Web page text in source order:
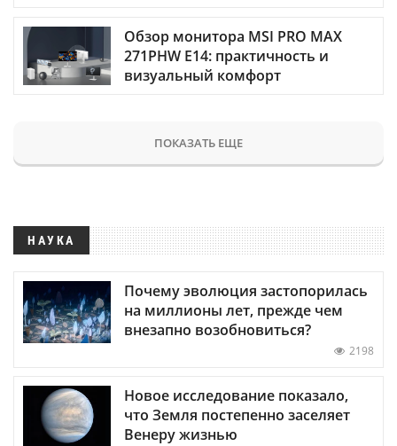
Обзор монитора MSI PRO MAX
271PHW E14: практичность и
визуальный комфорт
ПОКАЗАТЬ ЕЩЕ
НАУКА
Почему эволюция застопорилась
на миллионы лет, прежде чем
внезапно возобновиться?
2198
Новое исследование показало,
что Земля постепенно заселяет
Венеру жизнью